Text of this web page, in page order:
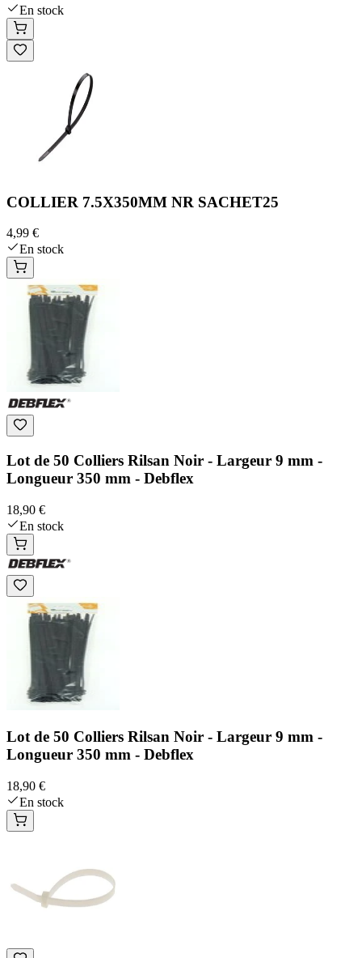
En stock
COLLIER 7.5X350MM NR SACHET25
4,99 €
En stock
Lot de 50 Colliers Rilsan Noir - Largeur 9 mm -
Longueur 350 mm - Debflex
18,90 €
En stock
Lot de 50 Colliers Rilsan Noir - Largeur 9 mm -
Longueur 350 mm - Debflex
18,90 €
En stock